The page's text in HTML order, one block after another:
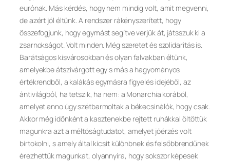
eurónak. Más kérdés, hogy nem mindig volt, amit megvenni,
de azért jól éltünk. A rendszer rákényszerített, hogy
összefogjunk, hogy egymást segítve verjük át, játsszuk ki a
zsarnokságot. Volt minden. Még szeretet és szolidaritás is.
Barátságos kisvárosokban és olyan falvakban éltünk,
amelyekbe átszivárgott egy s más a hagyományos
értékrendből, a kalákás egymásra figyelés idejéből, az
ántivilágból, ha tetszik, ha nem: a Monarchia korából,
amelyet anno úgy szétbarmoltak a békecsinálók, hogy csak.
Akkor még időnként a kasztenekbe rejtett ruhákkal öltöttük
magunkra azt a méltóságtudatot, amelyet jóérzés volt
birtokolni, s amely által kicsit különbnek és felsőbbrendűnek
érezhettük magunkat, olyannyira, hogy sokszor képesek